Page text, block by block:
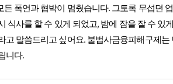
폭언과 협박이 멈췄습니다. 그토록 무섭던
사를 할 수 있게 되었고, 밤에 잠을 잘 수 있
말씀드리고 싶어요. 불법사금융피해구제
니다.